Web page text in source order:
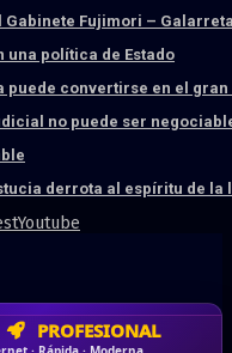
Gabinete Fujimori –
una política de Estado
puede convertirse en el
no puede ser
derrota al espíritu de la
Youtube
SÚPER RÁPIDO
PROFESIONAL
A MEDIDA